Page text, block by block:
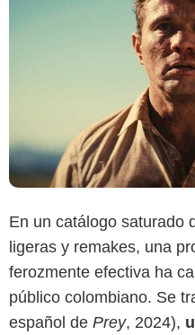
En un catálogo saturado
ligeras y remakes, una
ferozmente efectiva ha
público colombiano. Se
español de Prey, 2024),